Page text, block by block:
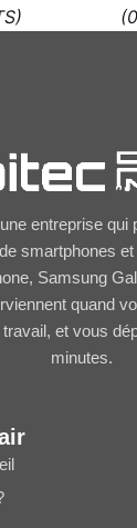
entreprise qui
smartphones
Samsung
quand
et vous
minutes.